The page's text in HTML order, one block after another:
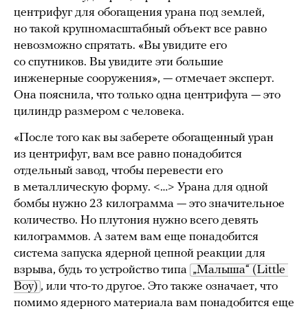
центрифуг для обогащения урана под землей,
но такой крупномасштабный объект все равно
невозможно спрятать. «Вы увидите его
со спутников. Вы увидите эти большие
инженерные сооружения», — отмечает эксперт.
Она пояснила, что только одна центрифуга — это
цилиндр размером с человека.
«После того как вы заберете обогащенный уран
из центрифуг, вам все равно понадобится
отдельный завод, чтобы перевести его
в металлическую форму. <…> Урана для одной
бомбы нужно 23 килограмма — это значительное
количество. Но плутония нужно всего девять
килограммов. А затем вам еще понадобится
система запуска ядерной цепной реакции для
взрыва, будь то устройство типа „Малыша“ (Little
Boy) , или что-то другое. Это также означает, что
помимо ядерного материала вам понадобится еще